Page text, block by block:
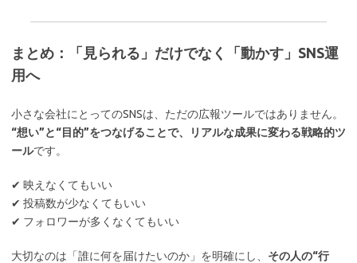
まとめ：「見られる」だけでなく「動かす」SNS運
用へ
小さな会社にとってのSNSは、ただの広報ツールではありません。
“想い”と“目的”をつなげることで、リアルな成果に変わる戦略的ツ
ールです。
✔ 映えなくてもいい
✔ 投稿数が少なくてもいい
✔ フォロワーが多くなくてもいい
大切なのは「誰に何を届けたいのか」を明確にし、 その人の“行